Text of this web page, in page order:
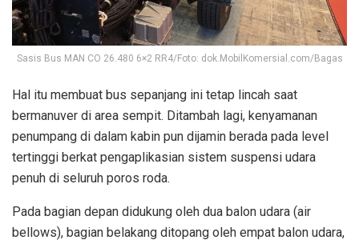
Sasis Bus MAN CO 26.480 6×2 RR4/Foto: dok.MobilKomersial.com/Bagas
Hal itu membuat bus sepanjang ini tetap lincah saat
bermanuver di area sempit. Ditambah lagi, kenyamanan
penumpang di dalam kabin pun dijamin berada pada level
tertinggi berkat pengaplikasian sistem suspensi udara
penuh di seluruh poros roda.
Pada bagian depan didukung oleh dua balon udara (air
bellows), bagian belakang ditopang oleh empat balon udara,